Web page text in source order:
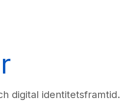
digital identitetsframtid.